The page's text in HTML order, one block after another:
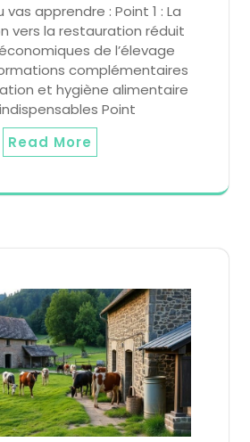
apprendre : Point 1 : La
vers la restauration réduit
de l’élevage
complémentaires
et hygiène alimentaire
Point
Read More